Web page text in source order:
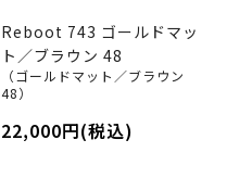
Reboot 743 ゴールドマッ
ト／ブラウン 48
（ゴールドマット／ブラウン
48）
22,000円(税込)